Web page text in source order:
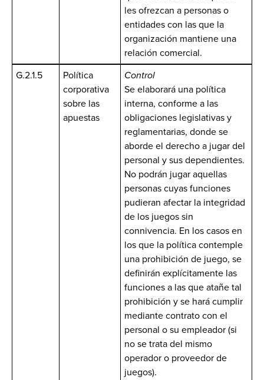
les ofrezcan a personas o
entidades con las que la
organización mantiene una
relación comercial.
G.2.1.5
Política
corporativa
sobre las
apuestas
Control
Se elaborará una política
interna, conforme a las
obligaciones legislativas y
reglamentarias, donde se
aborde el derecho a jugar del
personal y sus dependientes.
No podrán jugar aquellas
personas cuyas funciones
pudieran afectar la integridad
de los juegos sin
connivencia. En los casos en
los que la política contemple
una prohibición de juego, se
definirán explícitamente las
funciones a las que atañe tal
prohibición y se hará cumplir
mediante contrato con el
personal o su empleador (si
no se trata del mismo
operador o proveedor de
juegos).